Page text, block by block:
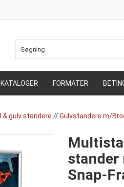
FORMATER
& gulv standere //Gulvstandere m/
stander
Snap-